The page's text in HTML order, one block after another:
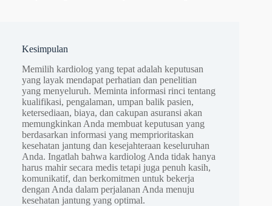
Kesimpulan
Memilih kardiolog yang tepat adalah keputusan
yang layak mendapat perhatian dan penelitian
yang menyeluruh. Meminta informasi rinci tentang
kualifikasi, pengalaman, umpan balik pasien,
ketersediaan, biaya, dan cakupan asuransi akan
memungkinkan Anda membuat keputusan yang
berdasarkan informasi yang memprioritaskan
kesehatan jantung dan kesejahteraan keseluruhan
Anda. Ingatlah bahwa kardiolog Anda tidak hanya
harus mahir secara medis tetapi juga penuh kasih,
komunikatif, dan berkomitmen untuk bekerja
dengan Anda dalam perjalanan Anda menuju
kesehatan jantung yang optimal.